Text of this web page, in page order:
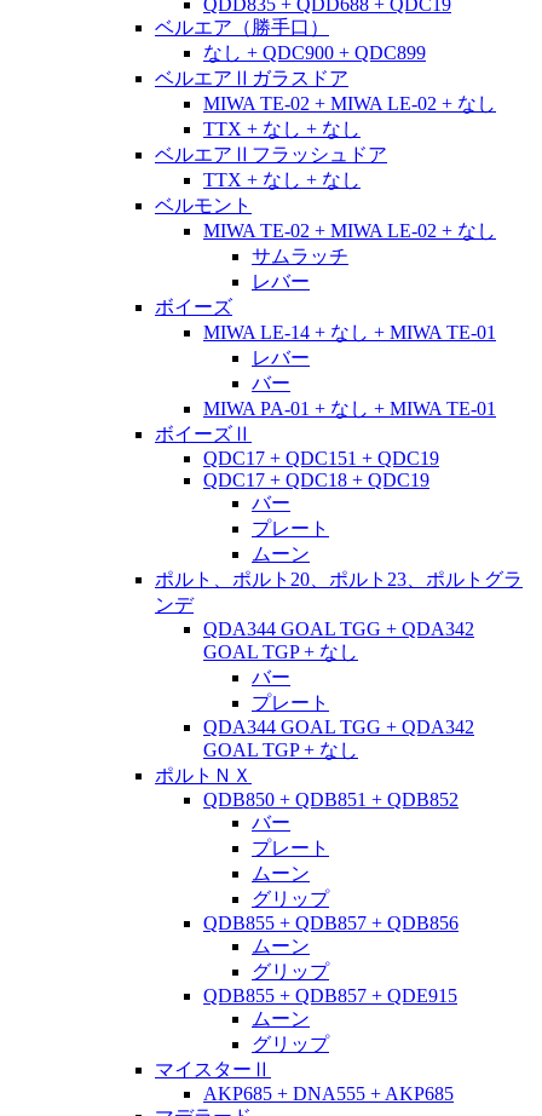
QDD835 + QDD688 + QDC19
ベルエア（勝手口）
なし + QDC900 + QDC899
ベルエアⅡガラスドア
MIWA TE-02 + MIWA LE-02 + なし
TTX + なし + なし
ベルエアⅡフラッシュドア
TTX + なし + なし
ベルモント
MIWA TE-02 + MIWA LE-02 + なし
サムラッチ
レバー
ボイーズ
MIWA LE-14 + なし + MIWA TE-01
レバー
バー
MIWA PA-01 + なし + MIWA TE-01
ボイーズⅡ
QDC17 + QDC151 + QDC19
QDC17 + QDC18 + QDC19
バー
プレート
ムーン
ポルト、ポルト20、ポルト23、ポルトグラ
ンデ
QDA344 GOAL TGG + QDA342
GOAL TGP + なし
バー
プレート
QDA344 GOAL TGG + QDA342
GOAL TGP + なし
ポルトＮＸ
QDB850 + QDB851 + QDB852
バー
プレート
ムーン
グリップ
QDB855 + QDB857 + QDB856
ムーン
グリップ
QDB855 + QDB857 + QDE915
ムーン
グリップ
マイスターⅡ
AKP685 + DNA555 + AKP685